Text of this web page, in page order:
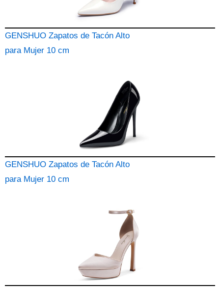
GENSHUO Zapatos de Tacón Alto
para Mujer 10 cm
GENSHUO Zapatos de Tacón Alto
para Mujer 10 cm